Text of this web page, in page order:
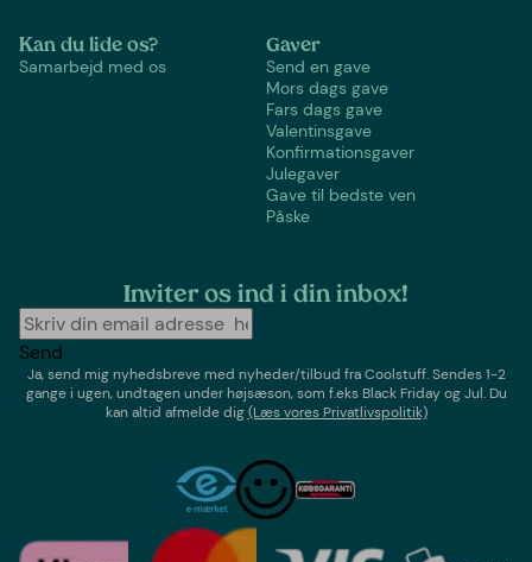
Kan du lide os?
Samarbejd med os
Gaver
Send en gave
Mors dags gave
Fars dags gave
Valentinsgave
Konfirmationsgaver
Julegaver
Gave til bedste ven
Påske
Inviter os ind i din inbox!
Send
Ja, send mig nyhedsbreve med nyheder/tilbud fraCoolstuff. Sendes 1-2
gange i ugen,undtagen under højsæson, som f.eks Black Friday og Jul. Du
kan altid afmelde dig(Læs vores Privatlivspolitik)